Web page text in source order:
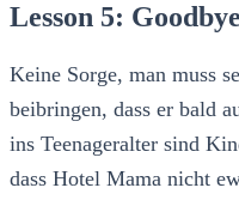
Lesson 5:
Keine Sorge, man muss
beibringen, dass er bald
ins Teenageralter sind
dass Hotel Mama nicht